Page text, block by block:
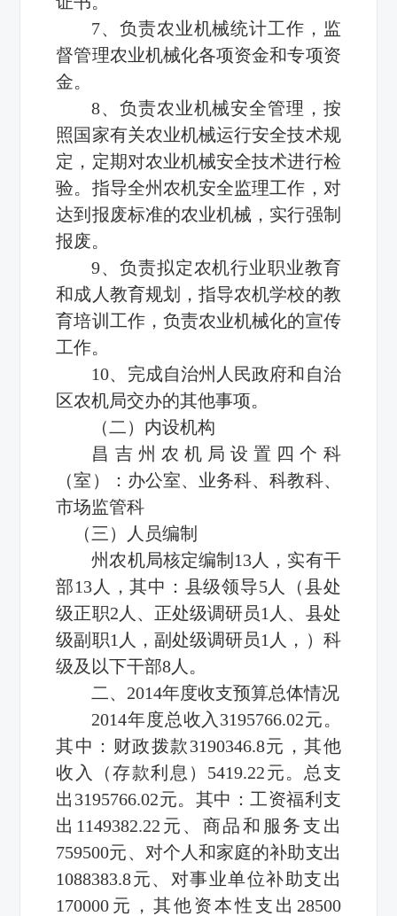
7、负责农业机械统计工作，监
督管理农业机械化各项资金和专项资
金。
8、负责农业机械安全管理，按
照国家有关农业机械运行安全技术规
定，定期对农业机械安全技术进行检
验。指导全州农机安全监理工作，对
达到报废标准的农业机械，实行强制
报废。
9、负责拟定农机行业职业教育
和成人教育规划，指导农机学校的教
育培训工作，负责农业机械化的宣传
工作。
10、完成自治州人民政府和自治
区农机局交办的其他事项。
（二）内设机构
昌吉州农机局设置四个科
（室）：办公室、业务科、科教科、
市场监管科
（三）人员编制
州农机局核定编制13人，实有干
部13人，其中：县级领导5人（县处
级正职2人、正处级调研员1人、县处
级副职1人，副处级调研员1人，）科
级及以下干部8人。
二、2014年度收支预算总体情况
2014年度总收入3195766.02元。
其中：财政拨款3190346.8元，其他
收入（存款利息）5419.22元。总支
出3195766.02元。其中：工资福利支
出1149382.22元、商品和服务支出
759500元、对个人和家庭的补助支出
1088383.8元、对事业单位补助支出
170000元，其他资本性支出28500